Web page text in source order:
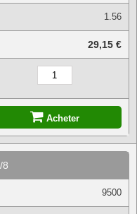
1.56
29,15 €
Acheter
8
9500